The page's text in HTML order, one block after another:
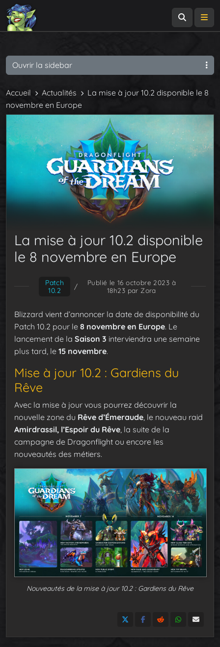
Accueil Actualités
La mise à jour 10.2 disponible le 8
novembre en Europe
La mise à jour 10.2 disponible
le 8 novembre en Europe
Patch
10.2
/
Publié le 16 octobre 2023 à
18h23 par Zora
Blizzard vient d’annoncer la date de disponibilité du
Patch 10.2 pour le 8 novembre en Europe. Le
lancement de la Saison 3 interviendra une semaine
plus tard, le 15 novembre.
Mise à jour 10.2 : Gardiens du
Rêve
Avec la mise à jour vous pourrez découvrir la
nouvelle zone du Rêve d’Émeraude , le nouveau raid
Amirdrassil, l’Espoir du Rêve , la suite de la
campagne de Dragonflight ou encore les
nouveautés des métiers.
Nouveautés de la mise à jour 10.2 : Gardiens du Rêve
Ouvrir la sidebar